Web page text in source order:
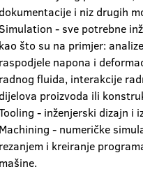
dokumentacije i niz drugih
Simulation - sve potrebne
kao što su na primjer: analize
raspodjele napona i
radnog fluida, interakcije
dijelova proizvoda ili
- inženjerski dizajn i
Machining - numeričke
rezanjem i kreiranje
mašine.